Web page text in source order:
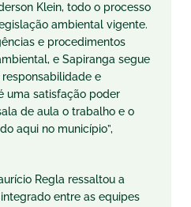
Klein, todo o processo
ambiental vigente.
e procedimentos
e Sapiranga segue
e
uma satisfação poder
de aula o trabalho e o
aqui no município”,
Regla ressaltou a
entre as equipes